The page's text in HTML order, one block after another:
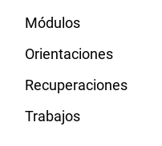
Módulos
Orientaciones
Recuperaciones
Trabajos